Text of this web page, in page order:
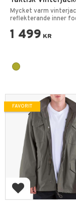
Reflection
Mycket varm
reflekterande inner
1 499 KR
Lägg till i
FAVORIT